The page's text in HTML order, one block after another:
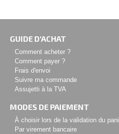
GUIDE D'ACHAT
Comment acheter ?
Comment payer ?
Frais d'envoi
Suivre ma commande
Assujetti à la TVA
MODES DE PAIEMENT
À choisir lors de la validation du
Par virement bancaire